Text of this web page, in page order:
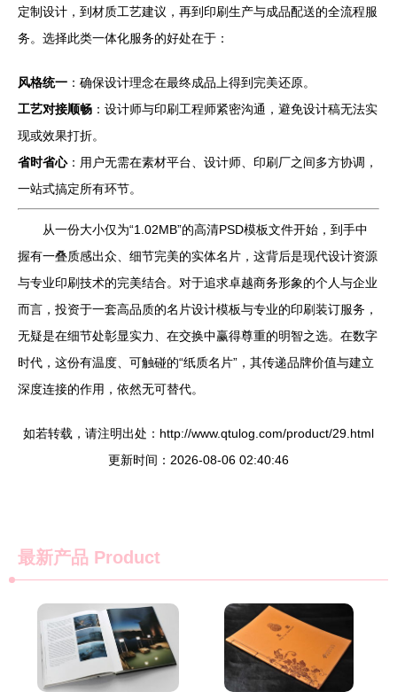
定制设计，到材质工艺建议，再到印刷生产与成品配送的全流程服
务。选择此类一体化服务的好处在于：
风格统一 ：确保设计理念在最终成品上得到完美还原。
工艺对接顺畅 ：设计师与印刷工程师紧密沟通，避免设计稿无法实
现或效果打折。
省时省心：用户无需在素材平台、设计师、印刷厂之间多方协调，
一站式搞定所有环节。
从一份大小仅为“1.02MB”的高清PSD模板文件开始，到手中
握有一叠质感出众、细节完美的实体名片，这背后是现代设计资源
与专业印刷技术的完美结合。对于追求卓越商务形象的个人与企业
而言，投资于一套高品质的名片设计模板与专业的印刷装订服务，
无疑是在细节处彰显实力、在交换中赢得尊重的明智之选。在数字
时代，这份有温度、可触碰的“纸质名片”，其传递品牌价值与建立
深度连接的作用，依然无可替代。
如若转载，请注明出处：http://www.qtulog.com/product/29.html
更新时间：2026-08-06 02:40:46
最新产品 Product